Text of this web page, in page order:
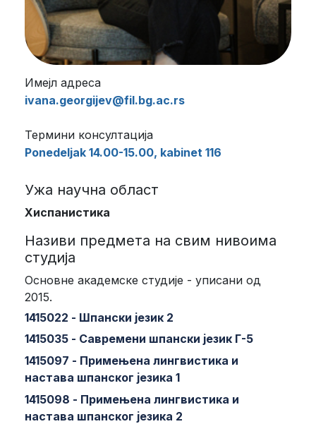
Имејл адреса
ivana.georgijev@fil.bg.ac.rs
Термини консултација
Ponedeljak 14.00-15.00, kabinet 116
Ужа научна област
Хиспанистика
Називи предмета на свим нивоима
студија
Основне академске студије - уписани од
2015.
1415022 - Шпански језик 2
1415035 - Савремени шпански језик Г-5
1415097 - Примењена лингвистика и
настава шпанског језика 1
1415098 - Примењена лингвистика и
настава шпанског језика 2